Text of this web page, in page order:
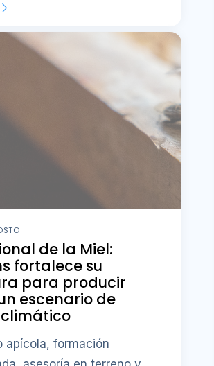
de la Miel:
fortalece su
para producir
escenario de
apícola, formación